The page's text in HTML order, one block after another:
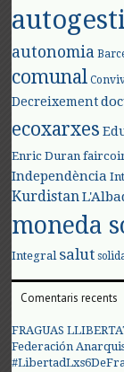
autonomia
comunal
Decreixement
ecoxarxes
Enric Duran
Independència
Kurdistan
moneda
Integral salut
Comentaris recents
FRAGUAS
Federación